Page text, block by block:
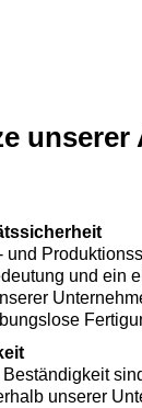
unserer
und
und ein
unserer